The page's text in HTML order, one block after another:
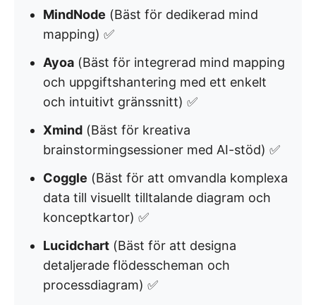
MindNode (Bäst för dedikerad mind
mapping) ✅
Ayoa (Bäst för integrerad mind mapping
och uppgiftshantering med ett enkelt
och intuitivt gränssnitt) ✅
Xmind (Bäst för kreativa
brainstormingsessioner med AI-stöd) ✅
Coggle (Bäst för att omvandla komplexa
data till visuellt tilltalande diagram och
konceptkartor) ✅
Lucidchart (Bäst för att designa
detaljerade flödesscheman och
processdiagram) ✅